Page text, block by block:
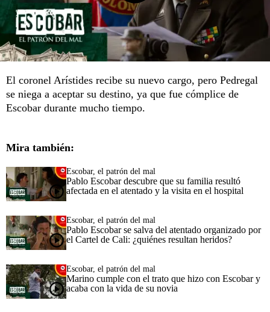
El coronel Arístides recibe su nuevo cargo, pero Pedregal
se niega a aceptar su destino, ya que fue cómplice de
Escobar durante mucho tiempo.
Mira también:
Escobar, el patrón del mal
Pablo Escobar descubre que su familia resultó
afectada en el atentado y la visita en el hospital
Escobar, el patrón del mal
Pablo Escobar se salva del atentado organizado por
el Cartel de Cali: ¿quiénes resultan heridos?
Escobar, el patrón del mal
Marino cumple con el trato que hizo con Escobar y
acaba con la vida de su novia